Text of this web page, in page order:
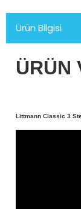
Ürün Bilgisi
ÜRÜN
Littmann Classic 3